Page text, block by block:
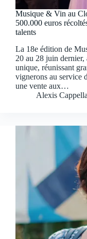
Musique & Vin au
500.000 euros
talents
La 18e édition de
20 au 28 juin
unique, réunissant
vignerons au service
une vente aux…
Alexis